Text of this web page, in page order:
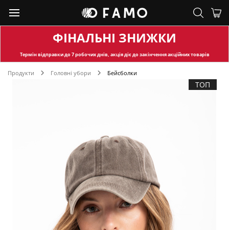
ФІНАЛЬНІ ЗНИЖКИ
Термін відправкидо 7 робочих днів, акція діє до закінчення акційних товарів
Продукти Головні убори Бейсболки
ТОП